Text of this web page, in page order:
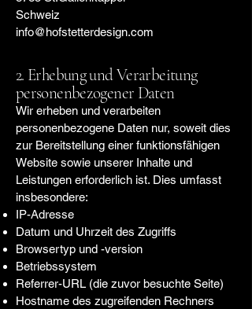
Schweiz
info@hofstetterdesign.com
2. Erhebung und Verarbeitung
personenbezogener Daten
Wir erheben und verarbeiten
personenbezogene Daten nur, soweit dies
zur Bereitstellung einer funktionsfähigen
Website sowie unserer Inhalte und
Leistungen erforderlich ist. Dies umfasst
insbesondere:
IP-Adresse
Datum und Uhrzeit des Zugriffs
Browsertyp und -version
Betriebssystem
Referrer-URL (die zuvor besuchte Seite)
Hostname des zugreifenden Rechners